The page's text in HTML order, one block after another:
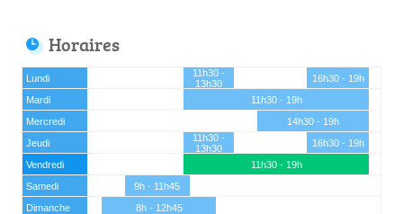
Horaires
Lundi
11h30 -
13h30
16h30 - 19h
Mardi
11h30 - 19h
Mercredi
14h30 - 19h
Jeudi
11h30 -
13h30
16h30 - 19h
Vendredi
11h30 - 19h
Samedi
9h - 11h45
Dimanche
8h - 12h45